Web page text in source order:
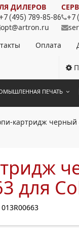
ДИЛЕРОВ
(495) 789-85-86
opt@artron.ru
+7
Оплата
ПЕЧАТЬ
картридж черный
для
013R00663